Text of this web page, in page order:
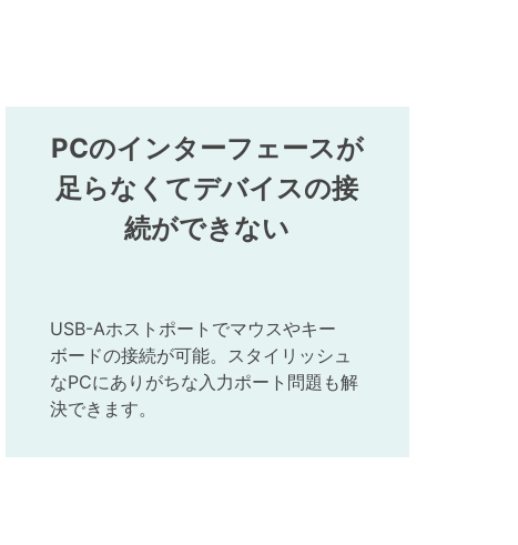
PCのインターフェースが
足らなくてデバイスの接
続ができない
USB-Aホストポートでマウスやキー
ボードの接続が可能。スタイリッシュ
なPCにありがちな入力ポート問題も解
決できます。